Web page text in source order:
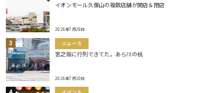
イオンモール久御山の複数店舗が開店＆閉店
2026年7月29日
ニュース
宮之阪に行列できてた。あら川の桃
2026年7月10日